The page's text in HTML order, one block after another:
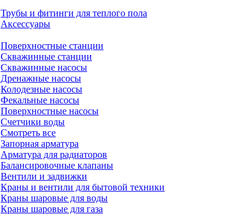
Трубы и фитинги для теплого пола
Аксессуары
Поверхностные станции
Скважинные станции
Скважинные насосы
Дренажные насосы
Колодезные насосы
Фекальные насосы
Поверхностные насосы
Счетчики воды
Смотреть все
Запорная арматура
Арматура для радиаторов
Балансировочные клапаны
Вентили и задвижки
Краны и вентили для бытовой техники
Краны шаровые для воды
Краны шаровые для газа